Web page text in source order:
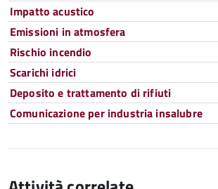
Impatto acustico
Emissioni in atmosfera
Rischio incendio
Scarichi idrici
Deposito e trattamento di rifiuti
Comunicazione per industria insalubre